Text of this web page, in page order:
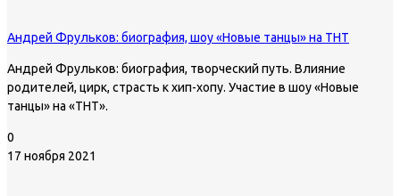
Андрей Фрульков: биография, шоу «Новые танцы» на ТНТ
Андрей Фрульков: биография, творческий путь. Влияние
родителей, цирк, страсть к хип-хопу. Участие в шоу «Новые
танцы» на «ТНТ».
0
17 ноября 2021